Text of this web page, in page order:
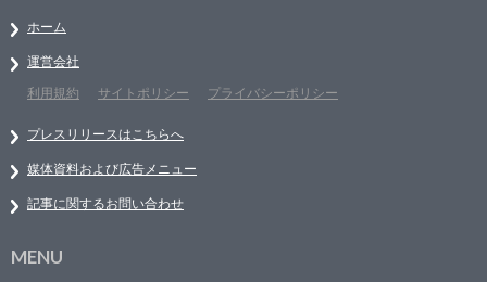
ホーム
運営会社
利用規約
サイトポリシー プライバシーポリシー
プレスリリースはこちらへ
媒体資料および広告メニュー
記事に関するお問い合わせ
MENU